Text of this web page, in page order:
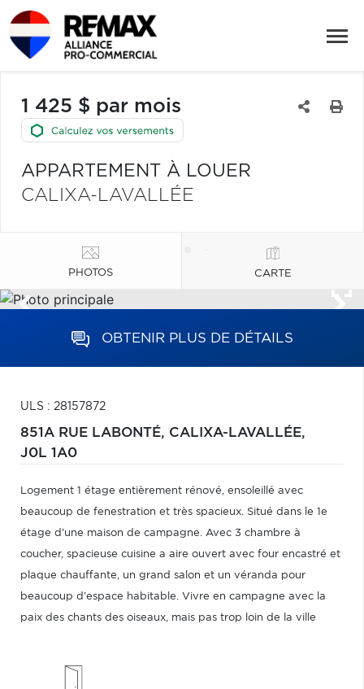
1 425 $ par mois
APPARTEMENT À LOUER
CALIXA-LAVALLÉE
PHOTOS CARTE
OBTENIR PLUS DE DÉTAILS
ULS : 28157872
851A RUE LABONTÉ, CALIXA-LAVALLÉE,
J0L 1A0
Logement 1 étage entièrement rénové, ensoleillé avec
beaucoup de fenestration et très spacieux. Situé dans le 1e
étage d'une maison de campagne. Avec 3 chambre à
coucher, spacieuse cuisine a aire ouvert avec four encastré et
plaque chauffante, un grand salon et un véranda pour
beaucoup d'espace habitable. Vivre en campagne avec la
paix des chants des oiseaux, mais pas trop loin de la ville